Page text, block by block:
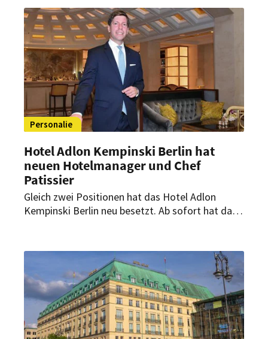
protestiert. Wie kann sich ein Hotel schützen und
was kann es tun, wenn es doch Opfer von
Vandalismus geworden ist?
Personalie
Hotel Adlon Kempinski Berlin hat
neuen Hotelmanager und Chef
Patissier
Gleich zwei Positionen hat das Hotel Adlon
Kempinski Berlin neu besetzt. Ab sofort hat das
Persönlichkeiten waren zuvor bereits im Hotel
Adlon Kempinski Berlin beschäftigt und kehren
nun dorthin zurück.